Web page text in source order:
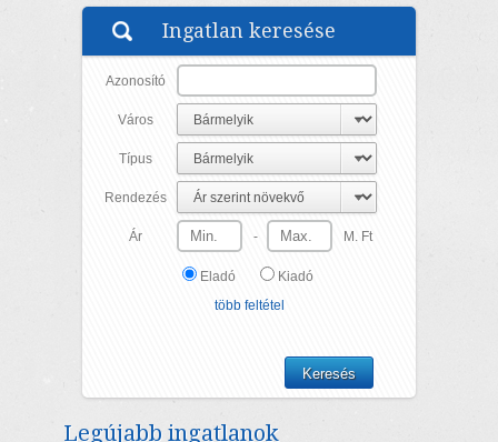
HŐSZIVATTYÚS HŰTÉS-FŰTÉS! RENDKÍVÜL JÓ TÖM...
Ingatlan keresése
Azonosító
Város
Típus
Rendezés
Ár - M. Ft
Eladó
Kiadó
több feltétel
Legújabb ingatlanok